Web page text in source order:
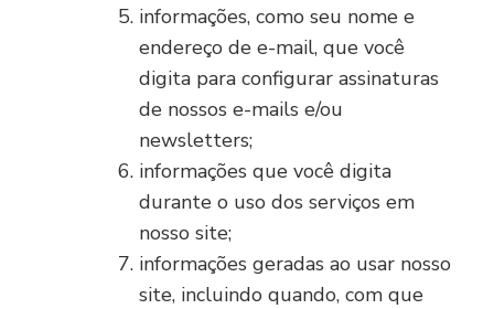
informações, como seu nome e
endereço de e-mail, que você
digita para configurar assinaturas
de nossos e-mails e/ou
newsletters;
informações que você digita
durante o uso dos serviços em
nosso site;
informações geradas ao usar nosso
site, incluindo quando, com que